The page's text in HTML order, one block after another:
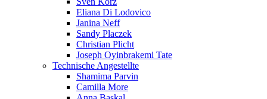
Eliana Di Lodovico
Janina Neff
Sandy Placzek
Christian Plicht
Joseph Oyinbrakemi Tate
Technische Angestellte
Shamima Parvin
Camilla More